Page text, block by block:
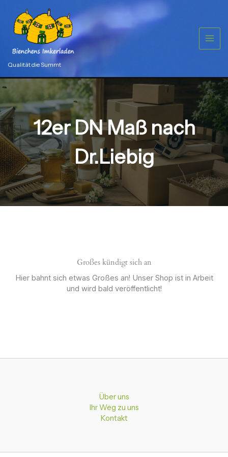
Inhalt
springen
Qualität die Summt
12er DN Maß nach
Dr.Liebig
Großes kündigt sich an
Hier bahnt sich etwas Großes an! Unser Shop ist in Arbeit
und wird bald veröffentlicht!
Über uns
Ihr Weg zu uns
Kontakt